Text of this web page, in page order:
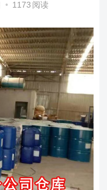
• 1173 阅读